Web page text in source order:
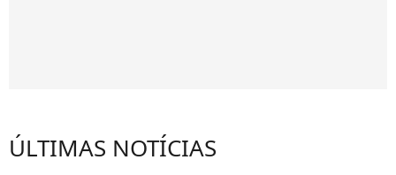
ÚLTIMAS NOTÍCIAS